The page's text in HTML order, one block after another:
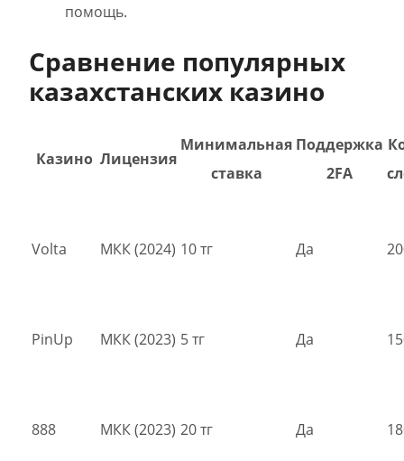
помощь.
Сравнение популярных
казахстанских казино
Казино Лицензия
Минимальная
ставка
Поддержка
2FA
Volta МКК (2024) 10 тг Да
PinUp МКК (2023) 5 тг Да
888 МКК (2023) 20 тг Да